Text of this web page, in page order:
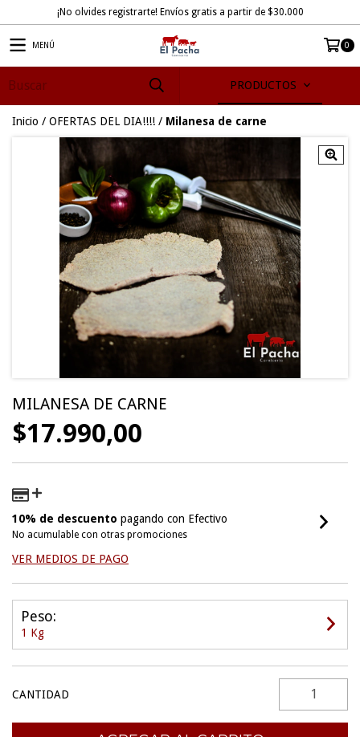
¡No olvides registrarte! Envíos gratis a partir de $30.000
MENÚ 0
PRODUCTOS
Inicio / OFERTAS DEL DIA!!!! / Milanesa de carne
MILANESA DE CARNE
$17.990,00
10% de descuento pagando con Efectivo
No acumulable con otras promociones
VER MEDIOS DE PAGO
Peso:
1 Kg
CANTIDAD